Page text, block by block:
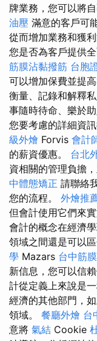
牌業務，您可以將
油壓 滿意的客戶可
從而增加業務和獲利
您是否為客戶提供
筋膜沾黏撥筋 台胞
可以增加保費並提
衡量、記錄和解釋
事隨時待命、樂於
您要考慮的詳細資
級外燴 Forvis 會計
的薪資優惠。 台北
資相關的管理負擔
中體態矯正 請聯絡
您的流程。 外燴推
但會計使用它們來
會計的概念在經濟
領域之間還是可以
學 Mazars 台中筋
新信息，您可以信
計從定義上來說是
經濟的其他部門，
領域。 餐廳外燴 台
意將 氣結 Cookie